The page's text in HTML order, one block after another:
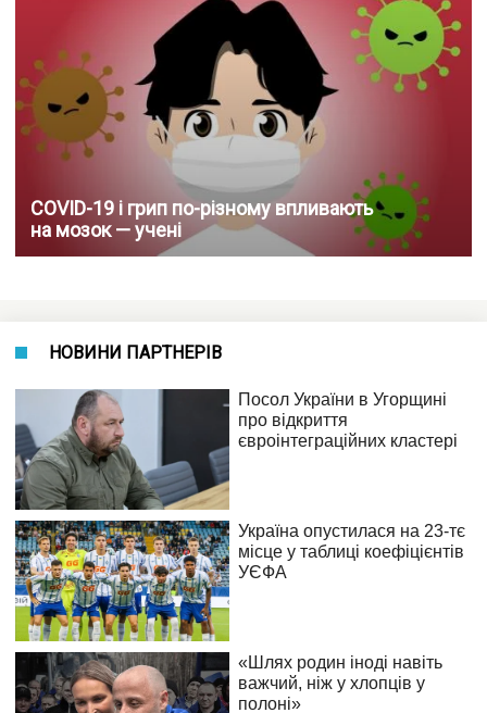
COVID-19 і грип по-різному впливають
на мозок — учені
НОВИНИ ПАРТНЕРІВ